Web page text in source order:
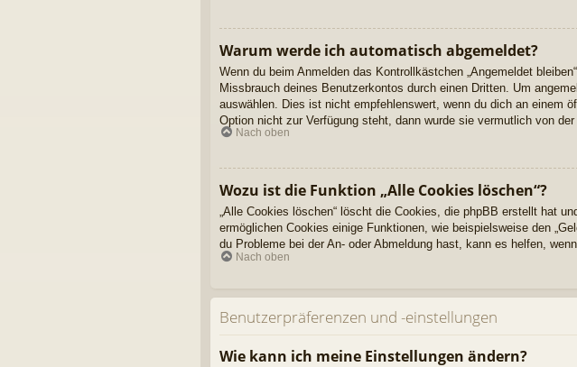
Warum werde ich automatisch abgemeldet?
Wenn du beim Anmelden das Kontrollkästchen „Angemeldet
Missbrauch deines Benutzerkontos durch einen Dritten. Um
auswählen. Dies ist nicht empfehlenswert, wenn du dich an einem
Option nicht zur Verfügung steht, dann wurde sie vermutlich von
Nach oben
Wozu ist die Funktion „Alle Cookies löschen“?
„Alle Cookies löschen“ löscht die Cookies, die phpBB erstellt hat
ermöglichen Cookies einige Funktionen, wie beispielsweise den
du Probleme bei der An- oder Abmeldung hast, kann es helfen,
Nach oben
Benutzerpräferenzen und -einstellungen
Wie kann ich meine Einstellungen ändern?